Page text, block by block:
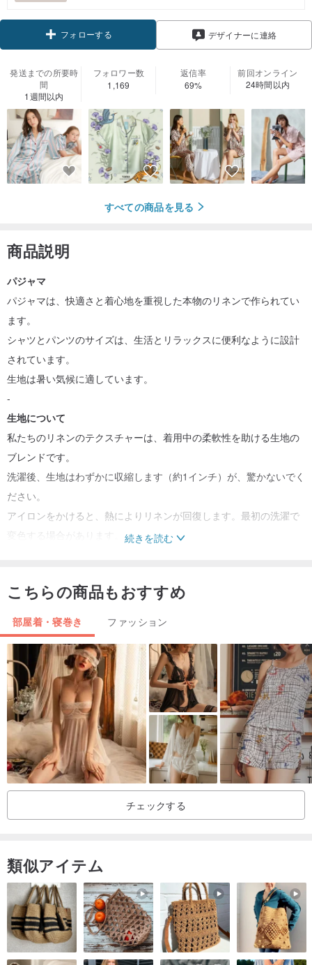
フォローする デザイナーに連絡
発送までの所要時
間
1週間以内
フォロワー数
1,169
返信率
69%
前回オンライン
24時間以内
すべての商品を見る
商品説明
パジャマ
パジャマは、快適さと着心地を重視した本物のリネンで作られてい
ます。
シャツとパンツのサイズは、生活とリラックスに便利なように設計
されています。
生地は暑い気候に適しています。
-
生地について
私たちのリネンのテクスチャーは、着用中の柔軟性を助ける生地の
ブレンドです。
洗濯後、生地はわずかに収縮します（約1インチ）が、驚かないでく
ださい。
アイロンをかけると、熱によりリネンが回復します。最初の洗濯で
変色する場合があります。
モデルの身長：168 cm、着用サイズM
モデルの身長：172 cm、サイズL
サイズ：M / L（表2、最終画像を見ることができます）
色：ピンク
価格：セットごとの販売価格
-
お手入れ
洗濯室温度
漂白剤を使用しないでください
乾燥させないでください
熱でアイロンをかける必要があります
暗い色の服は別々に洗う必要があります。 （詳細については、最後
配送
国内送料無料。 （登録フォーム）約3-5営業日かかります。
製品を海外に送る（送料）10-15日かかります（書留郵便配達）
続きを読む
こちらの商品もおすすめ
部屋着・寝巻き ファッション
チェックする
類似アイテム